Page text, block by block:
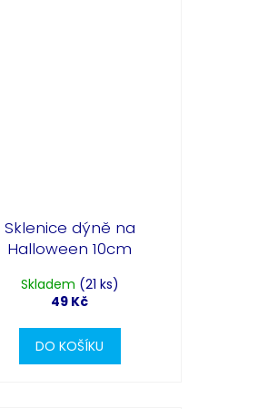
Sklenice dýně na
Halloween 10cm
Skladem (21 ks)
49 Kč
DO KOŠÍKU